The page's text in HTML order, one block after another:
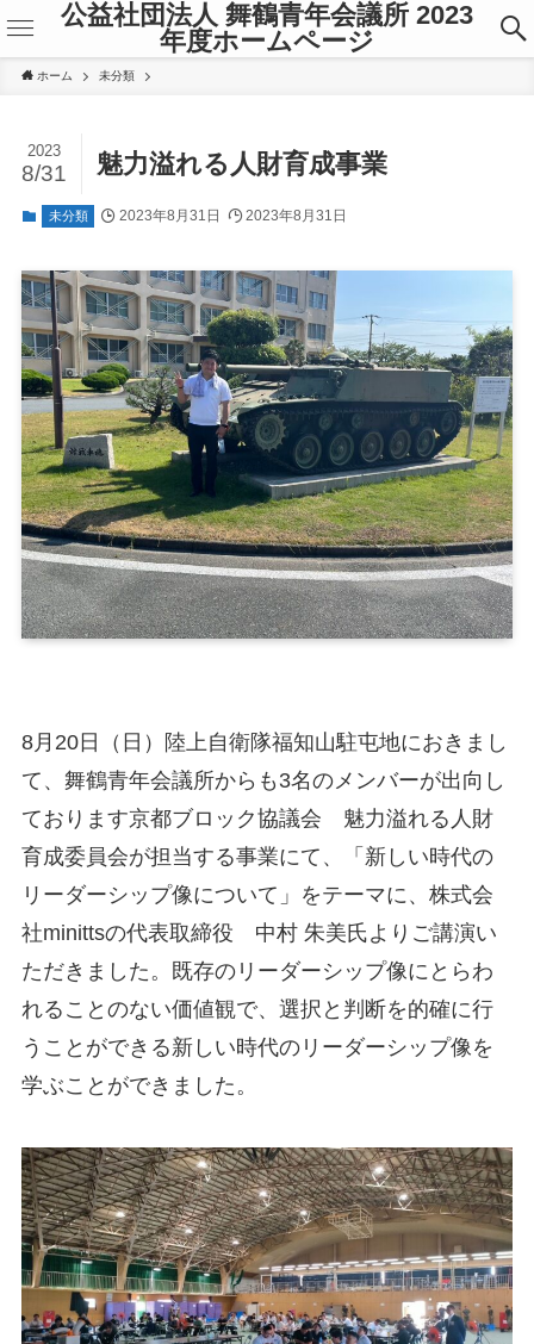
公益社団法人 舞鶴青年会議所 2023
年度ホームページ
ホーム 未分類
魅力溢れる人財育成事業
2023
8/31
未分類 2023年8月31日 2023年8月31日
8月20日（日）陸上自衛隊福知山駐屯地におきまし
て、舞鶴青年会議所からも3名のメンバーが出向し
ております京都ブロック協議会 魅力溢れる人財
育成委員会が担当する事業にて、「新しい時代の
リーダーシップ像について」をテーマに、株式会
社minittsの代表取締役 中村 朱美氏よりご講演い
ただきました。既存のリーダーシップ像にとらわ
れることのない価値観で、選択と判断を的確に行
うことができる新しい時代のリーダーシップ像を
学ぶことができました。